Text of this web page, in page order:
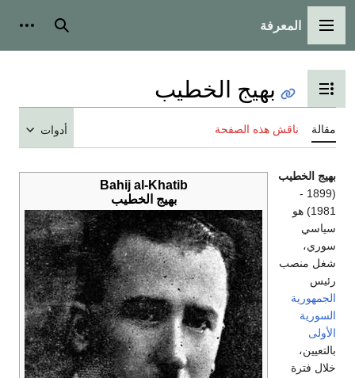
القائمة الرئيسية
المعرفة بحث
تبديل عرض جدول المحتويات
بهيج الخطيب
مقالة ناقش هذه الصفحة أدوات
Bahij al-Khatib
بهيج الخطيب
بهيج الخطيب
(1899 -
1981) هو
سياسي
سوري،
شغل منصب
رئيس
الجمهورية
السورية
الأولى
بالتعيين،
خلال فترة